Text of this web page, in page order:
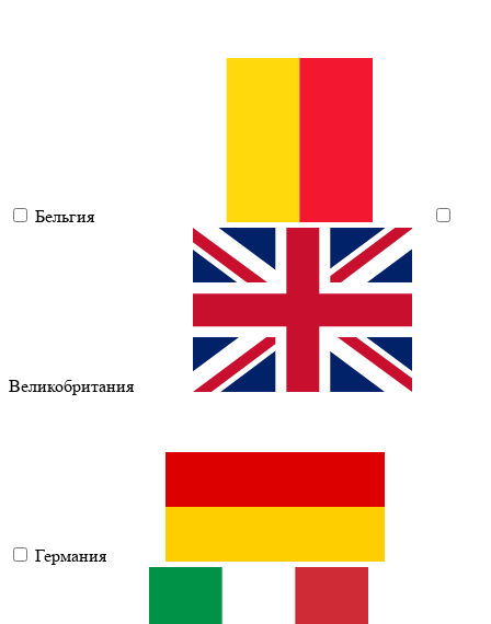
Бельгия
Великобритания
Германия